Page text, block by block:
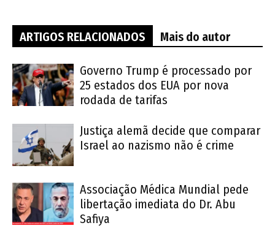
ARTIGOS RELACIONADOS Mais do autor
Governo Trump é processado por
25 estados dos EUA por nova
rodada de tarifas
Justiça alemã decide que comparar
Israel ao nazismo não é crime
Associação Médica Mundial pede
libertação imediata do Dr. Abu
Safiya